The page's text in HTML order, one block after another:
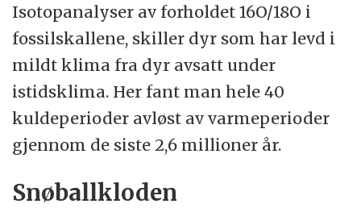
Isotopanalyser av forholdet 16O/18O i
fossilskallene, skiller dyr som har levd i
mildt klima fra dyr avsatt under
istidsklima. Her fant man hele 40
kuldeperioder avløst av varmeperioder
gjennom de siste 2,6 millioner år.
Snøballkloden